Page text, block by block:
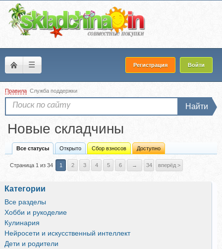
☰ Регистрация Войти
Правила Служба поддержки
Найти
Новые складчины
Все статусы Открыто Сбор взносов Доступно
Страница 1 из 34 1 2 3 4 5 6 → 34 вперёд >
Категории
Все разделы
Хобби и рукоделие
Кулинария
Нейросети и искусственный интеллект
Дети и родители